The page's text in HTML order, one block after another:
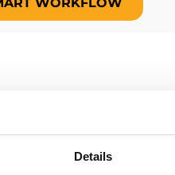
Details
danych,